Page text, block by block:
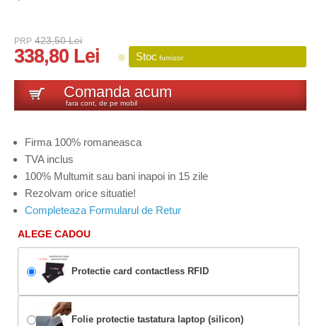
PRP 423,50 Lei
338,80 Lei Stoc furnizor
Comanda acum
fara cont, de pe mobil
Firma 100% romaneasca
TVA inclus
100% Multumit sau bani inapoi in 15 zile
Rezolvam orice situatie!
Completeaza Formularul de Retur
ALEGE CADOU
Protectie card contactless RFID
Folie protectie tastatura laptop (silicon)